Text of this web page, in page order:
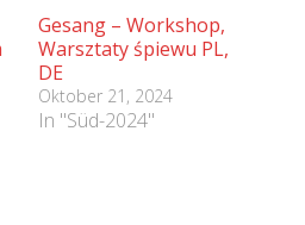
Gesang – Workshop,
Warsztaty śpiewu PL,
DE
Oktober 21, 2024
In "Süd-2024"